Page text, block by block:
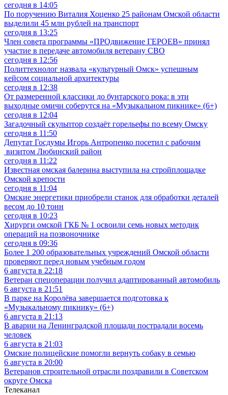
сегодня в 14:05
По поручению Виталия Хоценко 25 районам Омской области
выделили 45 млн рублей на транспорт
сегодня в 13:25
Член совета программы «ПРОдвижение ГЕРОЕВ» принял
участие в передаче автомобиля ветерану СВО
сегодня в 12:56
Политтехнолог назвала «культурный Омск» успешным
кейсом социальной архитектуры
сегодня в 12:38
От размеренной классики до бунтарского рока: в эти
выходные омичи соберутся на «Музыкальном пикнике» (6+)
сегодня в 12:04
Загадочный скульптор создаёт горельефы по всему Омску
сегодня в 11:50
Депутат Госдумы Игорь Антропенко посетил с рабочим
визитом Любинский район
сегодня в 11:22
Известная омская балерина выступила на стройплощадке
Омской крепости
сегодня в 11:04
Омские энергетики приобрели станок для обработки деталей
весом до 10 тонн
сегодня в 10:23
Хирурги омской ГКБ № 1 освоили семь новых методик
операций на позвоночнике
сегодня в 09:36
Более 1 200 образовательных учреждений Омской области
проверяют перед новым учебным годом
6 августа в 22:18
Ветеран спецоперации получил адаптированный автомобиль
6 августа в 21:51
В парке на Королёва завершается подготовка к
«Музыкальному пикнику» (6+)
6 августа в 21:13
В аварии на Ленинградской площади пострадали восемь
человек
6 августа в 21:03
Омские полицейские помогли вернуть собаку в семью
6 августа в 20:00
Ветеранов строительной отрасли поздравили в Советском
округе Омска
Телеканал